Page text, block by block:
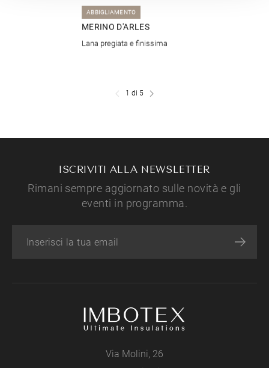
ABBIGLIAMENTO
MERINO D'ARLES
Lana pregiata e finissima
1 di 5
ISCRIVITI ALLA NEWSLETTER
Rimani sempre aggiornato sulle novità e gli
eventi in programma.
Via Molini, 26